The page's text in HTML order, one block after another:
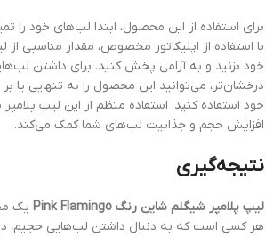
برای استفاده از این محصول، ابتدا لب‌های خود
با استفاده از اپلیکاتور مخصوص، مقدار مناسبی از
خود بزنید و به آرامی پخش کنید. برای داشتن
درخشان‌تر، می‌توانید این محصول را به تنهایی یا
خود استفاده کنید. استفاده منظم از این لیپ
افزایش حجم و جذابیت لب‌های شما کمک می‌کند.
نتیجه‌گیری
لیپ پلامپر شیگلم شاین رنگ Pink Flamingo
یک
هر کسی است که به دنبال داشتن لب‌هایی حجیم،